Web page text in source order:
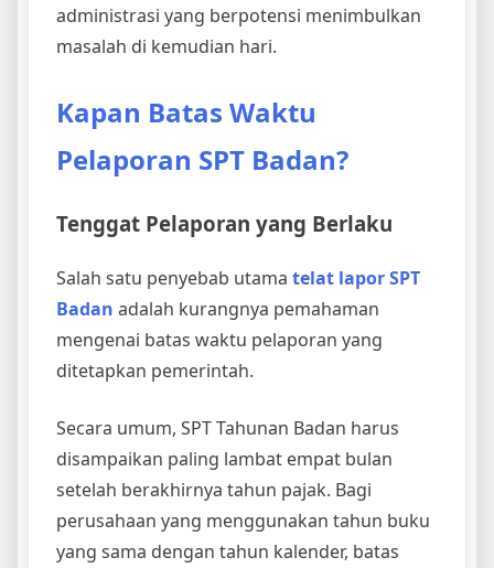
administrasi yang berpotensi menimbulkan
masalah di kemudian hari.
Kapan Batas Waktu
Pelaporan SPT Badan?
Tenggat Pelaporan yang Berlaku
Salah satu penyebab utama telat lapor SPT
Badan adalah kurangnya pemahaman
mengenai batas waktu pelaporan yang
ditetapkan pemerintah.
Secara umum, SPT Tahunan Badan harus
disampaikan paling lambat empat bulan
setelah berakhirnya tahun pajak. Bagi
perusahaan yang menggunakan tahun buku
yang sama dengan tahun kalender, batas